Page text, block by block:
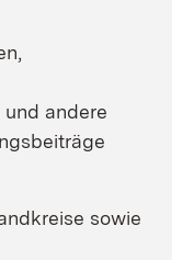
andere
sowie